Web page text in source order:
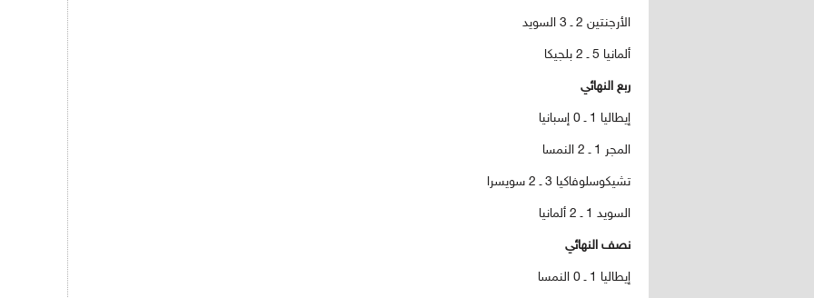
الأرجنتين 2 ـ 3 السويد
ألمانيا 5 ـ 2 بلجيكا
ربع النهائي
إيطاليا 1 ـ 0 إسبانيا
المجر 1 ـ 2 النمسا
تشيكوسلوفاكيا 3 ـ 2 سويسرا
السويد 1 ـ 2 ألمانيا
نصف النهائي
إيطاليا 1 ـ 0 النمسا